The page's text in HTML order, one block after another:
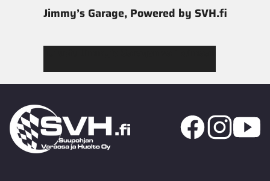
Jimmy’s Garage, Powered by SVH.fi